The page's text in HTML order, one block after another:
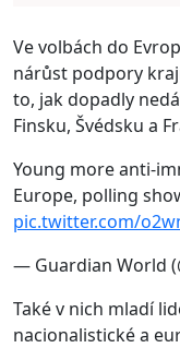
Ve volbách do
nárůst podpory
to, jak dopadly
Finsku, Švédsku a
Young more anti-
Europe, polling
pic.twitter.com/
— Guardian World
Také v nich mladí
nacionalistické a